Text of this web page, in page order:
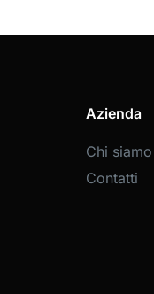
Azienda
Chi siamo
Contatti